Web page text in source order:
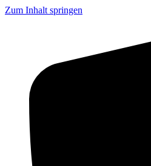
Zum Inhalt springen